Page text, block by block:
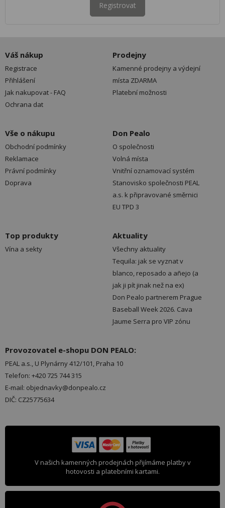
Registrovat
Váš nákup
Registrace
Přihlášení
Jak nakupovat - FAQ
Ochrana dat
Prodejny
Kamenné prodejny a výdejní
místa ZDARMA
Platební možnosti
Vše o nákupu
Obchodní podmínky
Reklamace
Právní podmínky
Doprava
Don Pealo
O společnosti
Volná místa
Vnitřní oznamovací systém
Stanovisko společnosti PEAL
a.s. k připravované směrnici
EU TPD 3
Top produkty
Vína a sekty
Aktuality
Všechny aktuality
Tequila: jak se vyznat v
blanco, reposado a añejo (a
jak ji pít jinak než na ex)
Don Pealo partnerem Prague
Baseball Week 2026. Cava
Jaume Serra pro VIP zónu
Provozovatel e-shopu DON PEALO:
PEAL a.s., U Plynárny 412/101, Praha 10
Telefon: +420 725 744 315
E-mail: objednavky@donpealo.cz
DIČ: CZ25775634
V našich kamenných prodejnách přijímáme platby v
hotovosti a platebními kartami.